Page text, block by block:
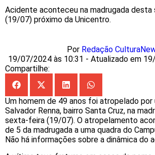
Acidente aconteceu na madrugada
(19/07) próximo da Unicentro.
Por Redação
19/07/2024 às 10:31 - Atualizado em
Compartilhe:
Um homem de 49 anos foi atropelado por
Salvador Renna, bairro Santa Cruz, na
sexta-feira (19/07). O atropelamento
de 5 da madrugada a uma quadra do
Não há informações sobre a dinâmica do